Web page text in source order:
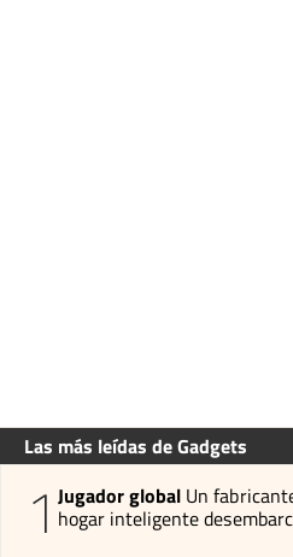
Las más leídas de Gadgets
1 Jugador global Un
hogar inteligente